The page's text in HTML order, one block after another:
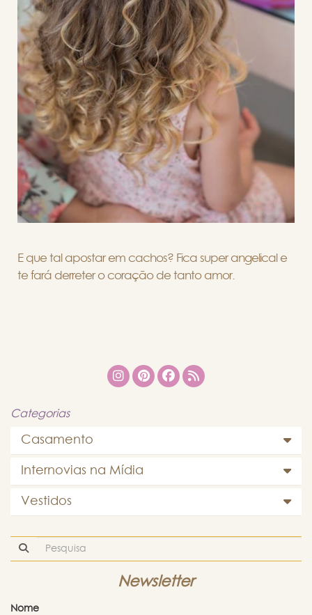
E que tal apostar em cachos? Fica super angelical e
te fará derreter o coração de tanto amor.
Categorias
Casamento
Internovias na Mídia
Vestidos
Newsletter
Nome